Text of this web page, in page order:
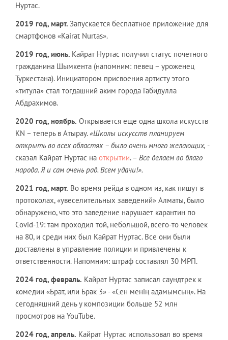
Нуртас.
2019 год, март. Запускается бесплатное приложение для
смартфонов «Kairat Nurtas».
2019 год, июнь. Кайрат Нуртас получил статус почетного
гражданина Шымкента (напомним: певец – уроженец
Туркестана). Инициатором присвоения артисту этого
«титула» стал тогдашний аким города Габидулла
Абдрахимов.
2020 год, ноябрь. Открывается еще одна школа искусств
KN – теперь в Атырау.«Школы искусств планируем
открыть во всех областях – было очень много желающих, -
сказал Кайрат Нуртас на открытии. – Все делаем во благо
народа. Я и сам очень рад. Всем удачи!».
2021 год, март. Во время рейда в одном из, как пишут в
протоколах, «увеселительных заведений» Алматы, было
обнаружено, что это заведение нарушает карантин по
Covid-19: там проходил той, небольшой, всего-то человек
на 80, и среди них был Кайрат Нуртас. Все они были
доставлены в управление полиции и привлечены к
ответственности. Напомним: штраф составлял 30 МРП.
2024 год, февраль. Кайрат Нуртас записал саундтрек к
комедии «Брат, или Брак 3» - «Сен менің адамымсың». На
сегодняшний день у композиции больше 52 млн
просмотров на YouTube.
2024 год, апрель. Кайрат Нуртас использовал во время